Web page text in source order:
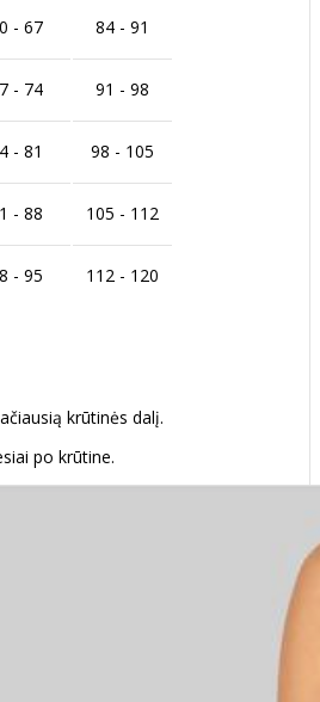
- 67 84 - 91
- 74 91 - 98
- 81 98 - 105
- 88 105 - 112
- 95 112 - 120
krūtinės dalį.
po krūtine.